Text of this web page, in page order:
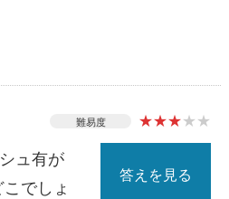
難易度 ★★★★★
ュ有が
でしょ
答えを見る